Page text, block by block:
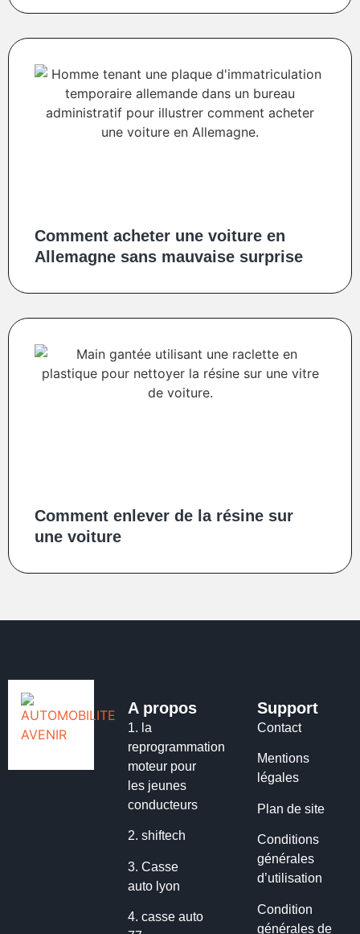
Comment acheter une voiture en
Allemagne sans mauvaise surprise
Comment enlever de la résine sur
une voiture
A propos
1. la
reprogrammation
moteur pour
les jeunes
conducteurs
2.shiftech
3.Casse
auto lyon
4.casse auto
Support
Contact
Mentions
légales
Plan de site
Conditions
générales
d’utilisation
Condition
générales de